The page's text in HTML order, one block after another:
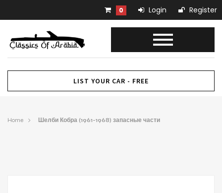
0 Login Register
LIST YOUR CAR - FREE
Home Шелби Кобра (1961-1968) запасные части